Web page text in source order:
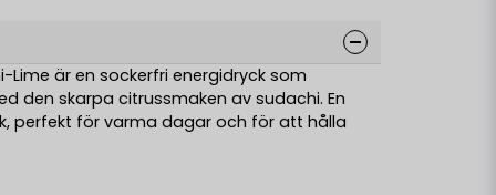
Lime är en sockerfri energidryck som
den skarpa citrussmaken av sudachi. En
perfekt för varma dagar och för att hålla